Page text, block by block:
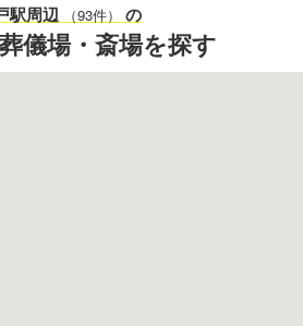
駅周辺 （93件） の
儀場・斎場を探す